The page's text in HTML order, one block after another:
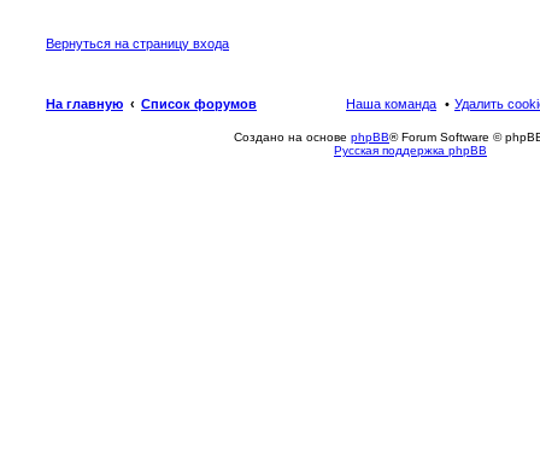
Вернуться на страницу входа
На главную Список форумов Удалить
Наша команда
Создано на основе phpBB® Forum Software ©
Русская поддержка phpBB